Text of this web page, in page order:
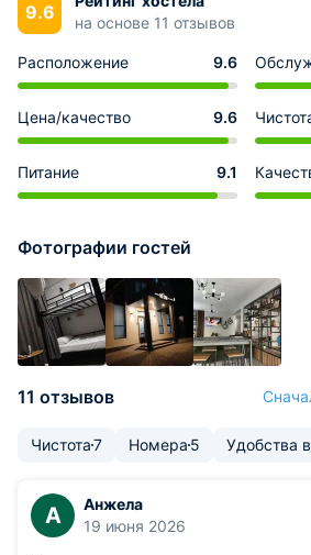
9.6
на основе 11 отзывов
Расположение 9.6
Цена/качество 9.6
Питание 9.1
Фотографии гостей
11 отзывов
Чистота7 Номера 5 Удобства
А
Анжела
19 июня 2026